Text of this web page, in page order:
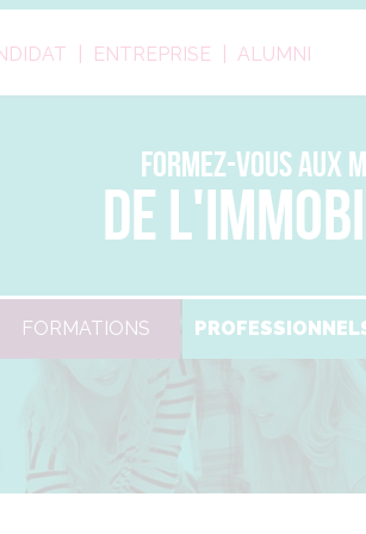
ENTREPRISE ALUMNI
FORMEZ-VOUS AUX
DE
FORMATIONS